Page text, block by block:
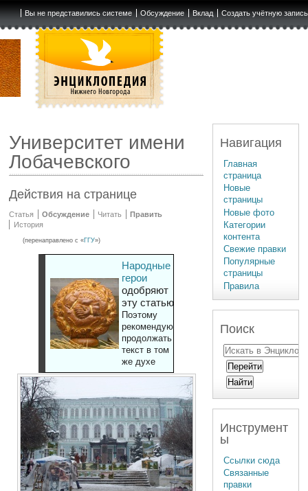
Вы не представились системе Обсуждение Вклад Создать учётную запись
Университет имени
Лобачевского
Действия на странице
Статья Обсуждение Читать
Править
История
(перенаправлено с «ГГУ»)
Народные
герои
одобряют
эту статью
Поэтому
рекомендуют
продолжать
текст в том
же духе
Навигация
Главная
страница
Новые
страницы
Новые фото
Категории
контента
Свежие правки
Популярные
страницы
Правила
Поиск
Инструмент
ы
Ссылки сюда
Связанные
правки